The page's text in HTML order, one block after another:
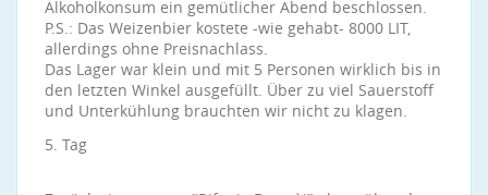
Alkoholkonsum ein gemütlicher Abend beschlossen.
P.S.: Das Weizenbier kostete -wie gehabt- 8000 LIT,
allerdings ohne Preisnachlass.
Das Lager war klein und mit 5 Personen wirklich bis in
den letzten Winkel ausgefüllt. Über zu viel Sauerstoff
und Unterkühlung brauchten wir nicht zu klagen.
5. Tag